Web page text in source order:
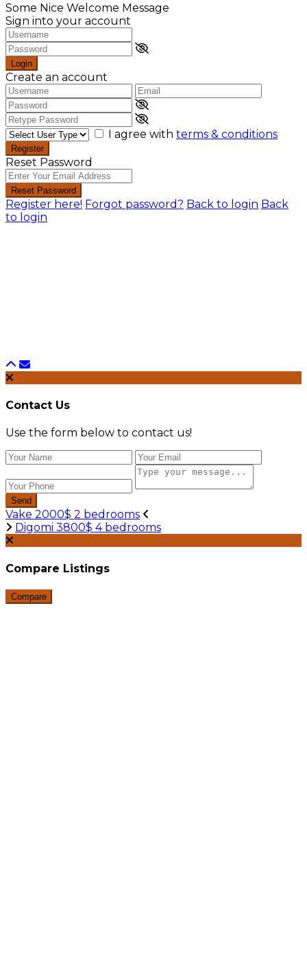
Some Nice Welcome Message
Sign into your account
Login
Create an account
I agree with terms & conditions
Register
Reset Password
Reset Password
Register here! Forgot password? Back to login Back
to login
Contact Us
Use the form below to contact us!
Send
Vake 2000$ 2 bedrooms
Digomi 3800$ 4 bedrooms
Compare Listings
Compare